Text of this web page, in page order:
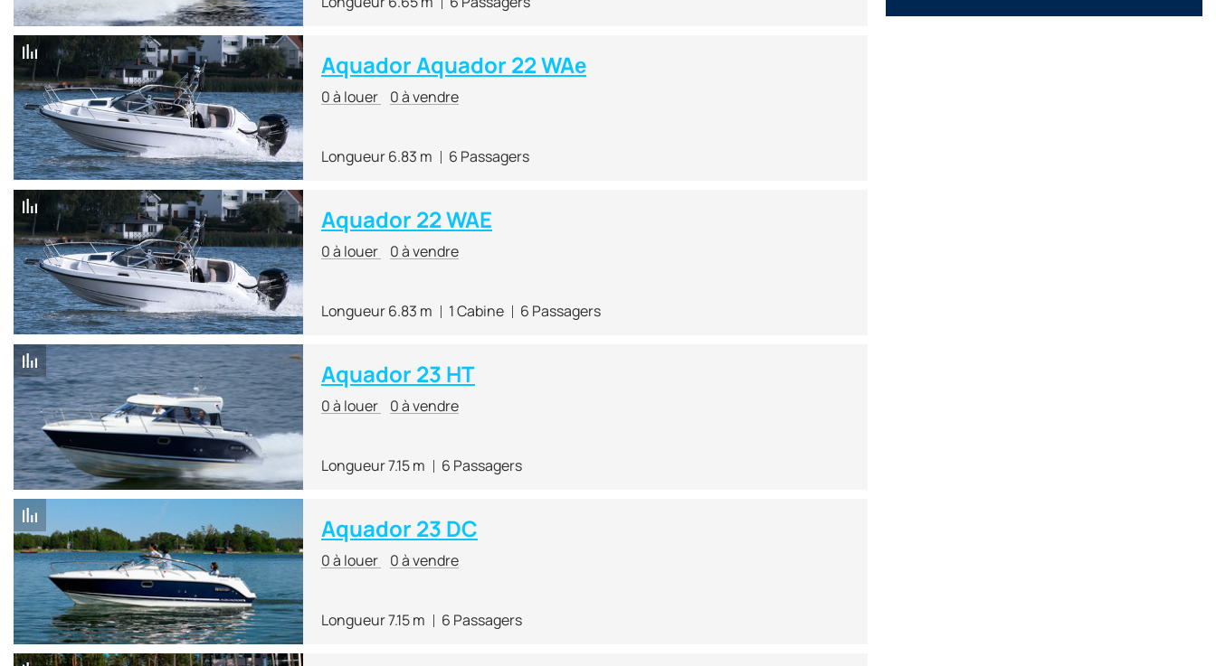
Aquador Aquador 22 WAе
0 à louer 0 à vendre
Longueur 6.83 m 6 Passagers
Aquador 22 WAE
0 à louer 0 à vendre
Longueur 6.83 m 1 Cabine 6 Passagers
Aquador 23 HT
0 à louer 0 à vendre
Longueur 7.15 m 6 Passagers
Aquador 23 DC
0 à louer 0 à vendre
Longueur 7.15 m 6 Passagers